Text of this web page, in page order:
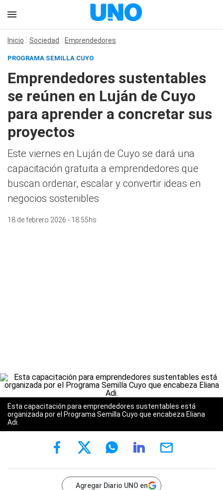
Inicio Sociedad Emprendedores
PROGRAMA SEMILLA CUYO
Emprendedores sustentables
se reúnen en Luján de Cuyo
para aprender a concretar sus
proyectos
Este viernes en Luján de Cuyo se dará una
capacitación gratuita a emprendedores que
buscan ordenar, escalar y convertir ideas en
negocios sostenibles
18 de febrero 2026 - 18:55hs
Esta capacitación para emprendedores sustentables está
organizada por el Programa Semilla Cuyo que encabeza Eliana
Adi.
Agregar Diario UNO en